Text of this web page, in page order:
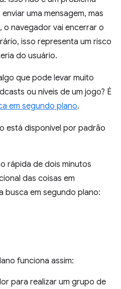
uma mensagem, mas
o navegador vai encerrar o
isso representa um risco
do usuário.
que pode levar muito
ou níveis de um jogo? É
em segundo plano.
está disponível por padrão
rápida de dois minutos
das coisas em
busca em segundo plano:
funciona assim:
para realizar um grupo de